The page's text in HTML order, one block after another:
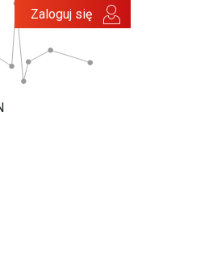
Zaloguj się